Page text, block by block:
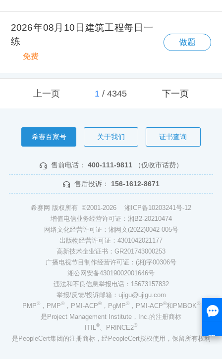
2026年08月10日建筑工程每日一
练
免费
做题
上一页 1/ 4345 下一页
希赛百家号 关于我们 证书查询
售前电话： 400-111-9811 （仅收市话费）
售后投诉： 156-1612-8671
希赛网 版权所有 ©2001-2026 湘ICP备10203241号-12
增值电信业务经营许可证：湘B2-20210474
网络文化经营许可证：湘网文(2022)0042-005号
出版物经营许可证：4301042021177
高新技术企业证书：GR201743000253
广播电视节目制作经营许可证：(湘)字00306号
湘公网安备43019002001646号
违法和不良信息举报电话：15673157832
举报/反馈/投诉邮箱：ujigu@ujigu.com
PMP®，PMP®，PMI-ACP®，PgMP®，PMI-ACP®和PMBOK®
是Project Management Institute，Inc.的注册商标
ITIL®、PRINCE2®
是PeopleCert集团的注册商标，经PeopleCert授权使用，保留所有权利